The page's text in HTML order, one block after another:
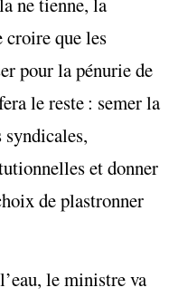
croire que les
pour la pénurie de
le reste : semer la
et donner
de plastronner
le ministre va